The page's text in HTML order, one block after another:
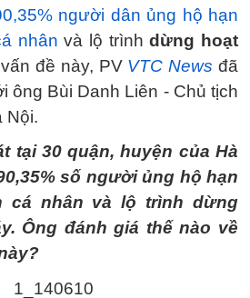
người dân ủng hộ hạn
nhân và lộ trìnhdừng hoạt
đề này, PV VTC News đã
ông Bùi Danh Liên - Chủ tịch
Nội.
tại 30 quận, huyện của Hà
số người ủng hộ hạn
cá nhân và lộ trình dừng
Ông đánh giá thế nào về